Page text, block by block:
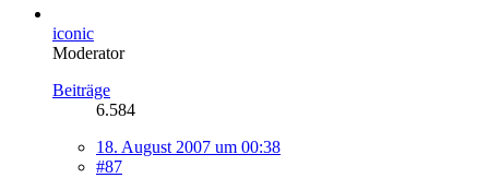
iconic
Moderator
Beiträge
6.584
18. August 2007 um 00:38
#87